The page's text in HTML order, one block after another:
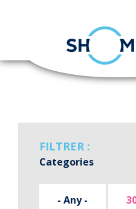
Skip
FILTRER :
Categories
- Any -